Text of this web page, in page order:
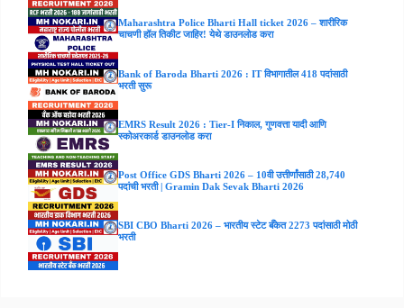
Maharashtra Police Bharti Hall ticket 2026 – शारीरिक
चाचणी हॉल तिकीट जाहिर! येथे डाउनलोड करा
Bank of Baroda Bharti 2026 : IT विभागातील 418 पदांसाठी
भरती सुरू
EMRS Result 2026 : Tier-I निकाल, गुणवत्ता यादी आणि
स्कोअरकार्ड डाउनलोड करा
Post Office GDS Bharti 2026 – 10वी उत्तीर्णांसाठी 28,740
पदांची भरती | Gramin Dak Sevak Bharti 2026
SBI CBO Bharti 2026 – भारतीय स्टेट बँकेत 2273 पदांसाठी मोठी
भरती